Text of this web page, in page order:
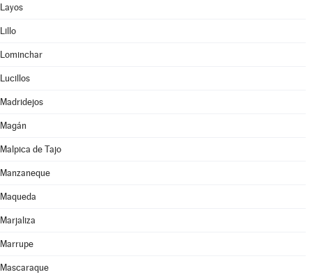
Layos
Lillo
Lominchar
Lucillos
Madridejos
Magán
Malpica de Tajo
Manzaneque
Maqueda
Marjaliza
Marrupe
Mascaraque